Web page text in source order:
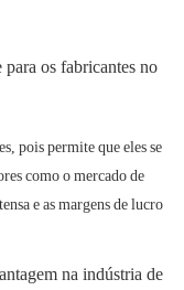
os fabricantes no
pois permite que eles se
como o mercado de
e as margens de lucro
na indústria de